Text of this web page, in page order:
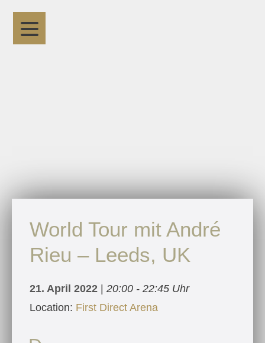
World Tour mit André
Rieu – Leeds, UK
21. April 2022
20:00 - 22:45 Uhr
Location: First Direct Arena